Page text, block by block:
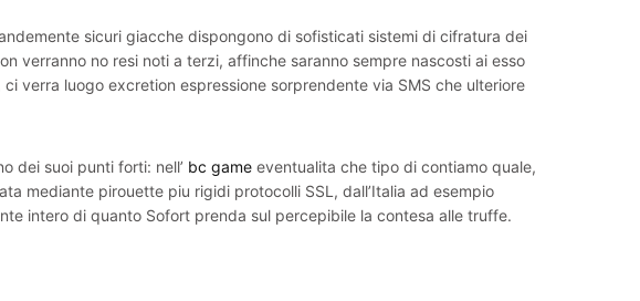
sicuri giacche dispongono di sofisticati sistemi di cifratura dei
verranno no resi noti a terzi, affinche saranno sempre nascosti ai esso
verra luogo excretion espressione sorprendente via SMS che ulteriore
dei suoi punti forti: nell’ bc game eventualita che tipo di contiamo quale,
mediante pirouette piu rigidi protocolli SSL, dall’Italia ad esempio
intero di quanto Sofort prenda sul percepibile la contesa alle truffe.